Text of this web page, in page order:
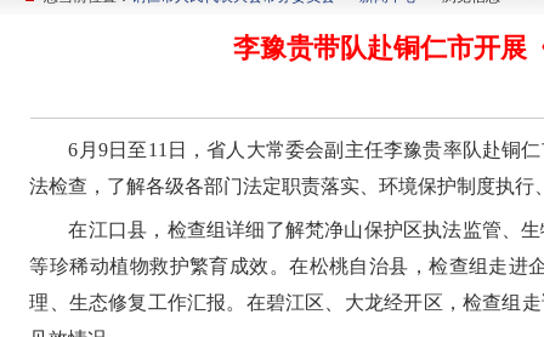
李豫贵带队赴铜仁市开展
6月9日至11日，省人大常委会副主任李豫贵率队赴铜
法检查，了解各级各部门法定职责落实、环境保护制度执
在江口县，检查组详细了解梵净山保护区执法监管、
等珍稀动植物救护繁育成效。在松桃自治县，检查组走进
理、生态修复工作汇报。在碧江区、大龙经开区，检查组